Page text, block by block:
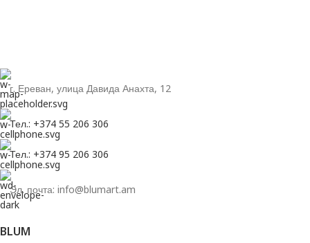
г. Ереван, улица Давида Анахта, 12
Тел.: +374 55 206 306
Тел.: +374 95 206 306
Эл. почта: info@blumart.am
BLUM